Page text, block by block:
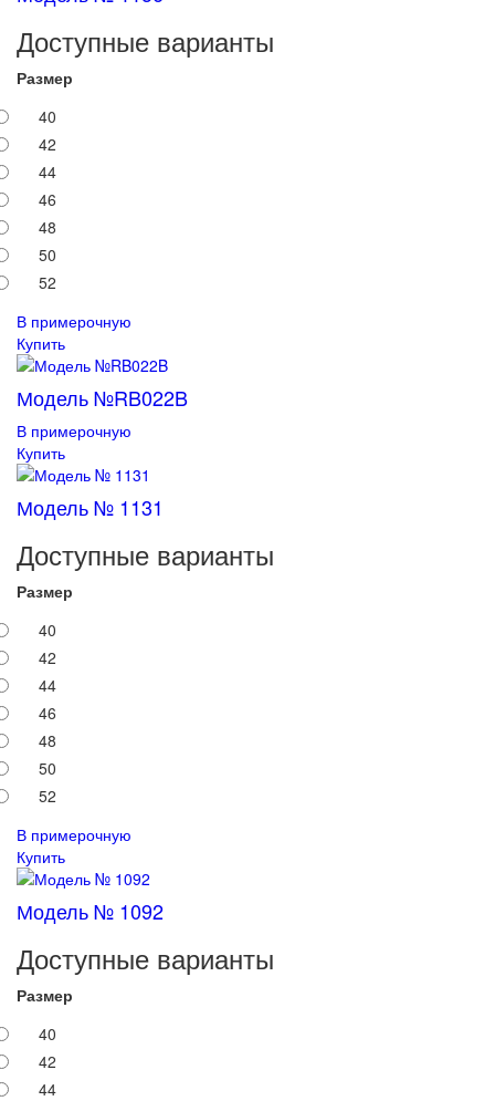
Доступные варианты
Размер
40
42
44
46
48
50
52
В примерочную
Купить
Модель №RB022B
В примерочную
Купить
Модель № 1131
Доступные варианты
Размер
40
42
44
46
48
50
52
В примерочную
Купить
Модель № 1092
Доступные варианты
Размер
40
42
44